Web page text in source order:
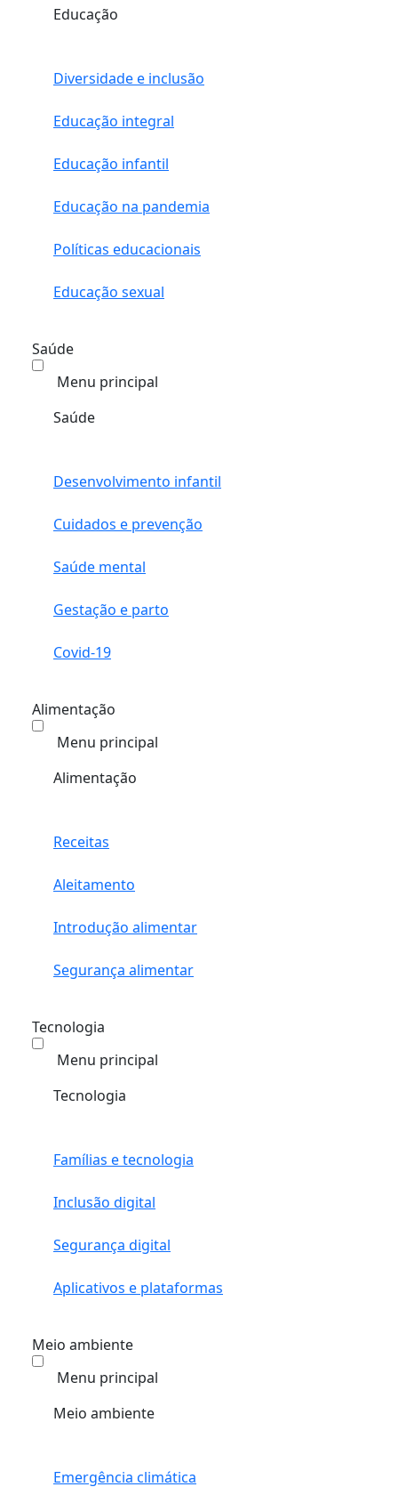
Educação
Diversidade e inclusão
Educação integral
Educação infantil
Educação na pandemia
Políticas educacionais
Educação sexual
Saúde
Menu principal
Saúde
Desenvolvimento infantil
Cuidados e prevenção
Saúde mental
Gestação e parto
Covid-19
Alimentação
Menu principal
Alimentação
Receitas
Aleitamento
Introdução alimentar
Segurança alimentar
Tecnologia
Menu principal
Tecnologia
Famílias e tecnologia
Inclusão digital
Segurança digital
Aplicativos e plataformas
Meio ambiente
Menu principal
Meio ambiente
Emergência climática